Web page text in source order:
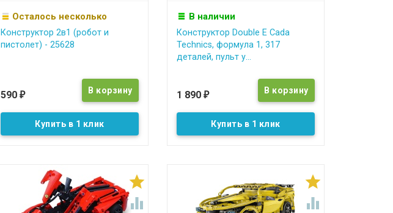
Осталось несколько
Конструктор 2в1 (робот и
пистолет) - 25628
590 ₽
Купить в 1 клик
В наличии
Конструктор Double E Cada
Technics, формула 1, 317
деталей, пульт у...
1 890 ₽
Купить в 1 клик



